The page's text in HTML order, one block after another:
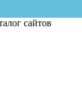
сайтов